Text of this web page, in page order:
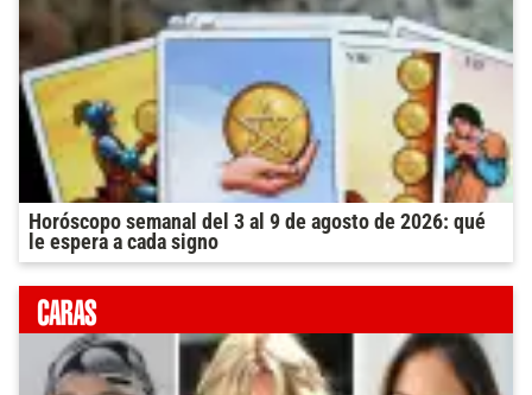
Horóscopo semanal del 3 al 9 de agosto de 2026: qué
le espera a cada signo